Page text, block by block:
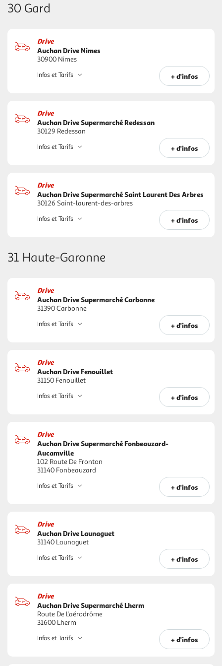
30 Gard
Drive
Auchan Drive Nimes
30900 Nimes
+ d'infos
Infos et Tarifs
Drive
Auchan Drive Supermarché Redessan
30129 Redessan
+ d'infos
Infos et Tarifs
Drive
Auchan Drive Supermarché Saint Laurent Des Arbres
30126 Saint-laurent-des-arbres
+ d'infos
Infos et Tarifs
31 Haute-Garonne
Drive
Auchan Drive Supermarché Carbonne
31390 Carbonne
+ d'infos
Infos et Tarifs
Drive
Auchan Drive Fenouillet
31150 Fenouillet
+ d'infos
Infos et Tarifs
Drive
Auchan Drive Supermarché Fonbeauzard-
Aucamville
102 Route De Fronton
31140 Fonbeauzard
+ d'infos
Infos et Tarifs
Drive
Auchan Drive Launaguet
31140 Launaguet
+ d'infos
Infos et Tarifs
Drive
Auchan Drive Supermarché Lherm
Route De L'aérodrôme
31600 Lherm
+ d'infos
Infos et Tarifs